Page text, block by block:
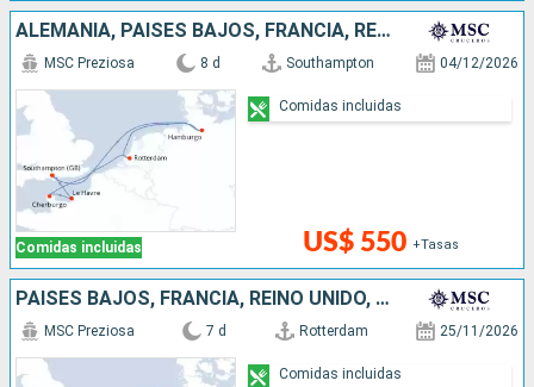
ALEMANIA, PAISES BAJOS, FRANCIA, REINO UNIDO
Comidas incluidas
MSC Preziosa 8 d Southampton 04/12/2026
US$ 550 +Tasas
Comidas incluidas
PAISES BAJOS, FRANCIA, REINO UNIDO, ALEMANIA
MSC Preziosa 7 d Rotterdam 25/11/2026
Comidas incluidas